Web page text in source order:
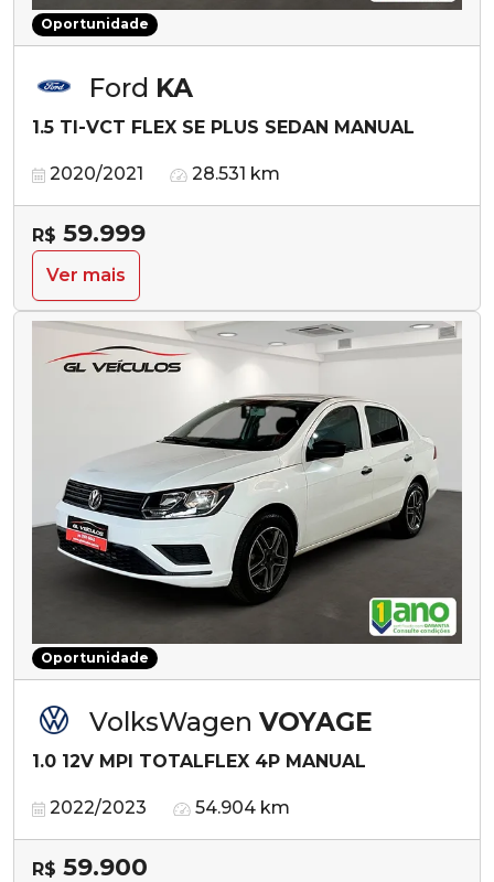
Oportunidade
Ford KA
1.5 TI-VCT FLEX SE PLUS SEDAN MANUAL
2020/2021 28.531 km
R$ 59.999
Ver mais
Oportunidade
VolksWagen VOYAGE
1.0 12V MPI TOTALFLEX 4P MANUAL
2022/2023 54.904 km
R$ 59.900